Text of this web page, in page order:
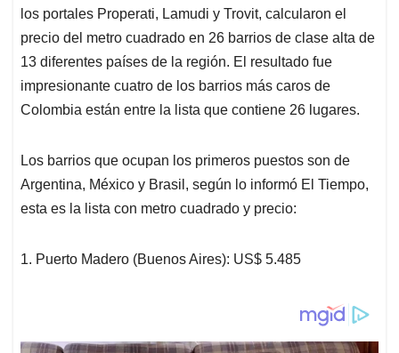
p
k
n
los portales Properati, Lamudi y Trovit, calcularon el
precio del metro cuadrado en 26 barrios de clase alta de
13 diferentes países de la región. El resultado fue
impresionante cuatro de los barrios más caros de
Colombia están entre la lista que contiene 26 lugares.
Los barrios que ocupan los primeros puestos son de
Argentina, México y Brasil, según lo informó El Tiempo,
esta es la lista con metro cuadrado y precio:
1. Puerto Madero (Buenos Aires): US$ 5.485